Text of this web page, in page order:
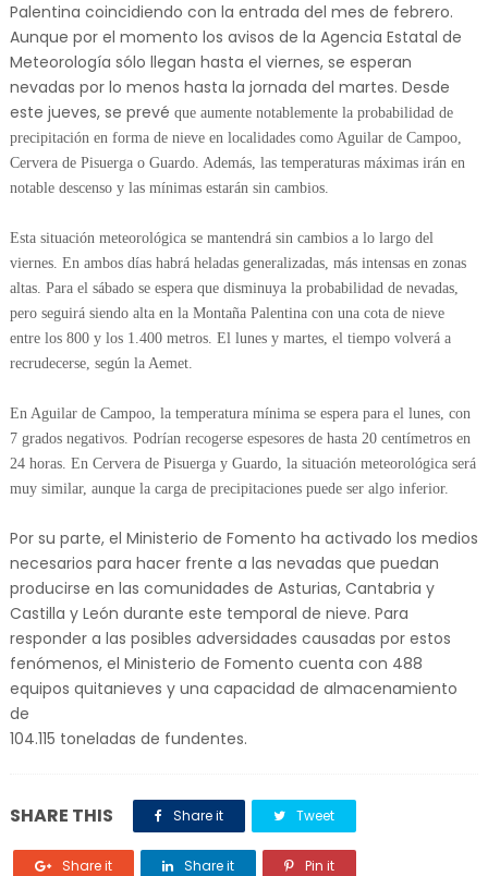
Palentina coincidiendo con la entrada del mes de febrero.
Aunque por el momento los avisos de la Agencia Estatal de
Meteorología sólo llegan hasta el viernes, se esperan
nevadas por lo menos hasta la jornada del martes. Desde
este jueves, se prevé que aumente notablemente la probabilidad de
precipitación en forma de nieve en localidades como Aguilar de Campoo,
Cervera de Pisuerga o Guardo. Además, las temperaturas máximas irán en
notable descenso y las mínimas estarán sin cambios.
Esta situación meteorológica se mantendrá sin cambios a lo largo del
viernes. En ambos días habrá heladas generalizadas, más intensas en zonas
altas. Para el sábado se espera que disminuya la probabilidad de nevadas,
pero seguirá siendo alta en la Montaña Palentina con una cota de nieve
entre los 800 y los 1.400 metros. El lunes y martes, el tiempo volverá a
recrudecerse, según la Aemet.
En Aguilar de Campoo, la temperatura mínima se espera para el lunes, con
7 grados negativos. Podrían recogerse espesores de hasta 20 centímetros en
24 horas. En Cervera de Pisuerga y Guardo, la situación meteorológica será
muy similar, aunque la carga de precipitaciones puede ser algo inferior.
Por su parte, el Ministerio de Fomento ha activado los medios
necesarios para hacer frente a las nevadas que puedan
producirse en las comunidades de Asturias, Cantabria y
Castilla y León durante este temporal de nieve. Para
responder a las posibles adversidades causadas por estos
fenómenos, el Ministerio de Fomento cuenta con 488
equipos quitanieves y una capacidad de almacenamiento
de
104.115 toneladas de fundentes.
SHARE THIS Share it Tweet
Share it Share it Pin it